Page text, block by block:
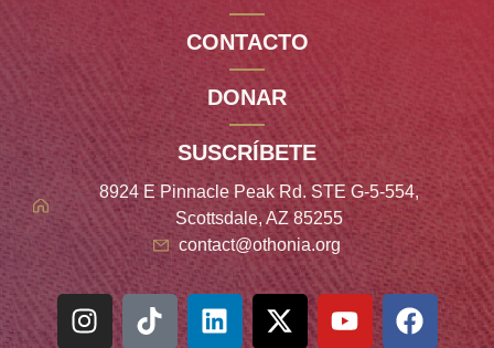
CONTACTO
DONAR
SUSCRÍBETE
8924 E Pinnacle Peak Rd. STE G-5-554,
Scottsdale, AZ 85255
contact@othonia.org